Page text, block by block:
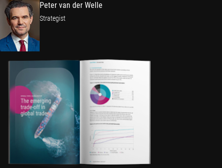
Peter van der Welle
Strategist